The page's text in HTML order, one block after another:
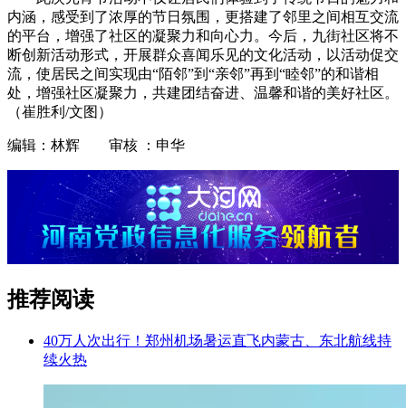
内涵，感受到了浓厚的节日氛围，更搭建了邻里之间相互交流
的平台，增强了社区的凝聚力和向心力。今后，九街社区将不
断创新活动形式，开展群众喜闻乐见的文化活动，以活动促交
流，使居民之间实现由“陌邻”到“亲邻”再到“睦邻”的和谐相
处，增强社区凝聚力，共建团结奋进、温馨和谐的美好社区。
（崔胜利/文图）
编辑：林辉 审核 ：申华
推荐阅读
40万人次出行！郑州机场暑运直飞内蒙古、东北航线持
续火热